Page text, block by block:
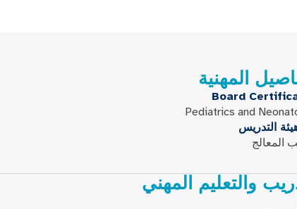
المهنية
Board
Pediatrics and
التدريس
المعالج
والتعليم المهني